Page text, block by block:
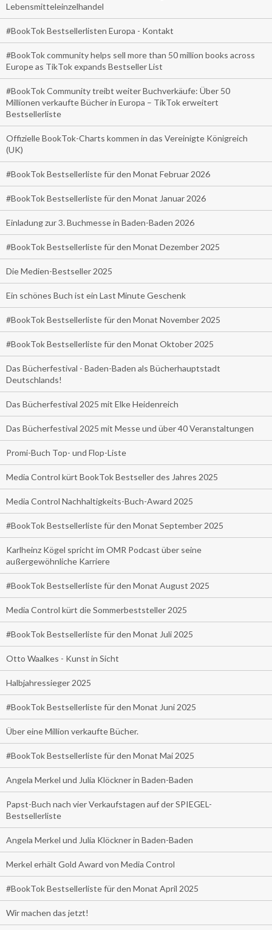
Lebensmitteleinzelhandel
#BookTok Bestsellerlisten Europa - Kontakt
#BookTok community helps sell more than 50 million books across
Europe as TikTok expands Bestseller List
#BookTok Community treibt weiter Buchverkäufe: Über 50
Millionen verkaufte Bücher in Europa – TikTok erweitert
Bestsellerliste
Offizielle BookTok-Charts kommen in das Vereinigte Königreich
(UK)
#BookTok Bestsellerliste für den Monat Februar 2026
#BookTok Bestsellerliste für den Monat Januar 2026
Einladung zur 3. Buchmesse in Baden-Baden 2026
#BookTok Bestsellerliste für den Monat Dezember 2025
Die Medien-Bestseller 2025
Ein schönes Buch ist ein Last Minute Geschenk
#BookTok Bestsellerliste für den Monat November 2025
#BookTok Bestsellerliste für den Monat Oktober 2025
Das Bücherfestival - Baden-Baden als Bücherhauptstadt
Deutschlands!
Das Bücherfestival 2025 mit Elke Heidenreich
Das Bücherfestival 2025 mit Messe und über 40 Veranstaltungen
Promi-Buch Top- und Flop-Liste
Media Control kürt BookTok Bestseller des Jahres 2025
Media Control Nachhaltigkeits-Buch-Award 2025
#BookTok Bestsellerliste für den Monat September 2025
Karlheinz Kögel spricht im OMR Podcast über seine
außergewöhnliche Karriere
#BookTok Bestsellerliste für den Monat August 2025
Media Control kürt die Sommerbeststeller 2025
#BookTok Bestsellerliste für den Monat Juli 2025
Otto Waalkes - Kunst in Sicht
Halbjahressieger 2025
#BookTok Bestsellerliste für den Monat Juni 2025
Über eine Million verkaufte Bücher.
#BookTok Bestsellerliste für den Monat Mai 2025
Angela Merkel und Julia Klöckner in Baden-Baden
Papst-Buch nach vier Verkaufstagen auf der SPIEGEL-
Bestsellerliste
Angela Merkel und Julia Klöckner in Baden-Baden
Merkel erhält Gold Award von Media Control
#BookTok Bestsellerliste für den Monat April 2025
Wir machen das jetzt!